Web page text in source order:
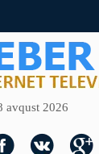
avqust 2026